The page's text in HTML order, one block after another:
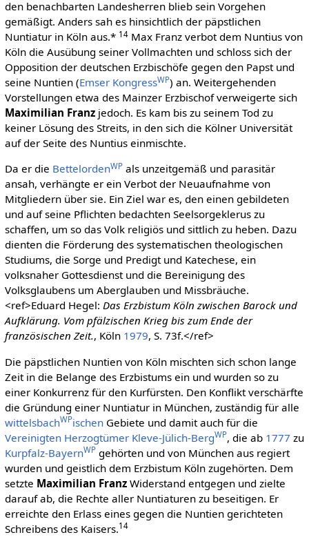
den benachbarten Landesherren blieb sein Vorgehen
gemäßigt. Anders sah es hinsichtlich der päpstlichen
Nuntiatur in Köln aus.* 14Max Franz verbot dem Nuntius von
Köln die Ausübung seiner Vollmachten und schloss sich der
Opposition der deutschen Erzbischöfe gegen den Papst und
seine Nuntien (Emser KongressWP) an. Weitergehenden
Vorstellungen etwa des Mainzer Erzbischof verweigerte sich
Maximilian Franzjedoch. Es kam bis zu seinem Tod zu
keiner Lösung des Streits, in den sich die Kölner Universität
auf der Seite des Nuntius einmischte.
Da er die BettelordenWPals unzeitgemäß und parasitär
ansah, verhängte er ein Verbot der Neuaufnahme von
Mitgliedern über sie. Ein Ziel war es, den einen gebildeten
und auf seine Pflichten bedachten Seelsorgeklerus zu
schaffen, um so das Volk religiös und sittlich zu heben. Dazu
dienten die Förderung des systematischen theologischen
Studiums, die Sorge und Predigt und Katechese, ein
volksnaher Gottesdienst und die Bereinigung des
Volksglaubens um Aberglauben und Missbräuche.
<ref>Eduard Hegel: Das Erzbistum Köln zwischen Barock und
Aufklärung. Vom pfälzischen Krieg bis zum Ende der
französischen Zeit., Köln 1979, S. 73f.</ref>
Die päpstlichen Nuntien von Köln mischten sich schon lange
Zeit in die Belange des Erzbistums ein und wurden so zu
einer Konkurrenz für den Kurfürsten. Den Konflikt verschärfte
die Gründung einer Nuntiatur in München, zuständig für alle
wittelsbachWPischenGebiete und damit auch für die
Vereinigten Herzogtümer Kleve-Jülich-BergWP, die ab 1777 zu
Kurpfalz-BayernWPgehörten und von München aus regiert
wurden und geistlich dem Erzbistum Köln zugehörten. Dem
setzte Maximilian FranzWiderstand entgegen und zielte
darauf ab, die Rechte aller Nuntiaturen zu beseitigen. Er
erreichte den Erlass eines gegen die Nuntien gerichteten
Schreibens des Kaisers.14